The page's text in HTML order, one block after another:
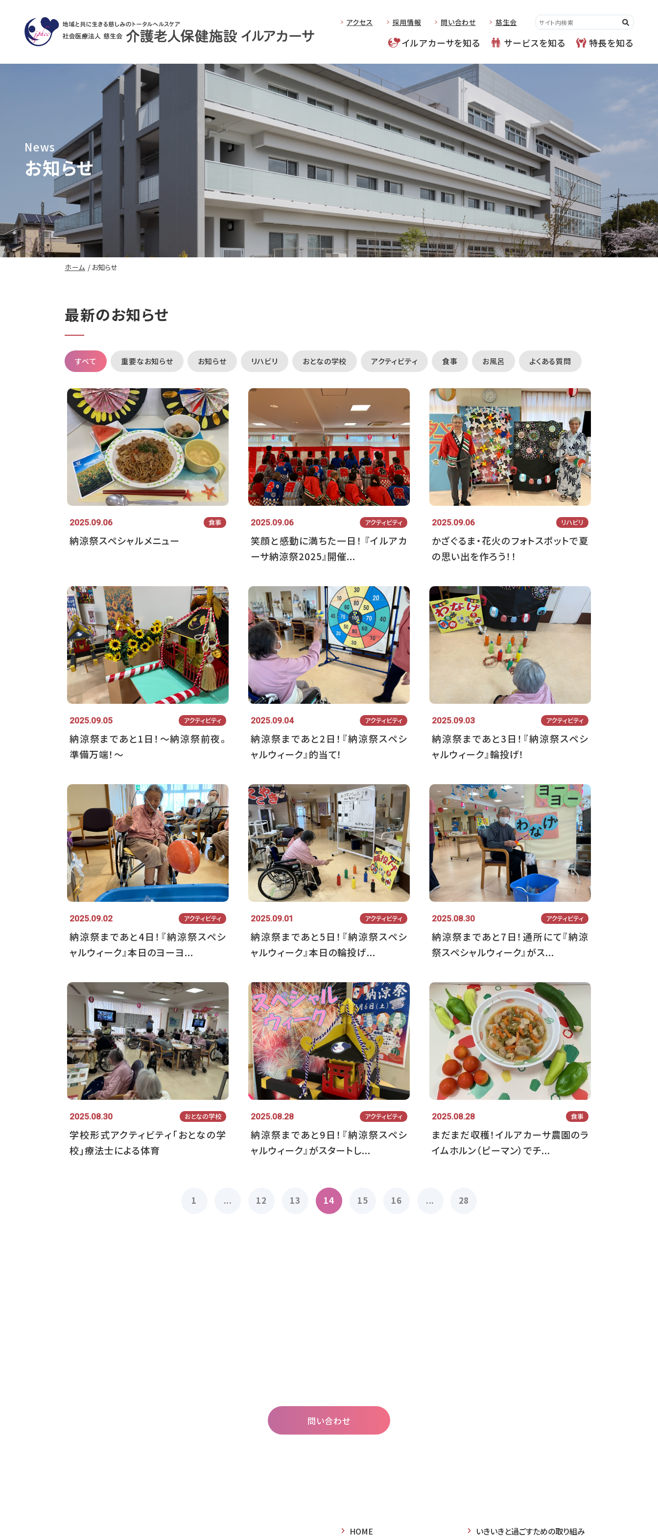
アクセス 採⽤情報 問い合わせ 慈生会
イルアカーサを知る サービスを知る 特長を知る
News
お知らせ
ホーム お知らせ
最新のお知らせ
すべて 重要なお知らせ お知らせ リハビリ おとなの学校 アクティビティ 食事 お風呂 よくある質問
2025.09.06 食事
納涼祭スペシャルメニュー
2025.09.06 アクティビティ
笑顔と感動に満ちた一日！ 『イルアカ
ーサ納涼祭2025』開催...
2025.09.06 リハビリ
かざぐるま・花火のフォトスポットで夏
の思い出を作ろう！！
2025.09.05 アクティビティ
納涼祭まであと1日！～納涼祭前夜。
準備万端！～
2025.09.04 アクティビティ
納涼祭まであと2日！『納涼祭スペシ
ャルウィーク』的当て！
2025.09.03 アクティビティ
納涼祭まであと3日！『納涼祭スペシ
ャルウィーク』輪投げ！
2025.09.02 アクティビティ
納涼祭まであと4日！『納涼祭スペシ
ャルウィーク』本日のヨーヨ...
2025.09.01 アクティビティ
納涼祭まであと5日！『納涼祭スペシ
ャルウィーク』本日の輪投げ...
2025.08.30 アクティビティ
納涼祭まであと7日！通所にて『納涼
祭スペシャルウィーク』がス...
2025.08.30 おとなの学校
学校形式アクティビティ「おとなの学
校」療法士による体育
2025.08.28 アクティビティ
納涼祭まであと9日！『納涼祭スペシ
ャルウィーク』がスタートし...
2025.08.28 食事
まだまだ収穫！イルアカーサ農園のラ
イムホルン（ピーマン）でチ...
1 ... 12 13 14 15 16 ... 28
問い合わせ
HOME いきいきと過ごすための取り組み